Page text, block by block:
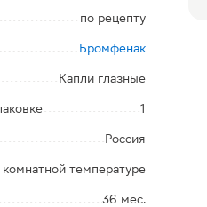
по рецепту
Бромфенак
Капли глазные
1
Россия
температуре
36 мес.